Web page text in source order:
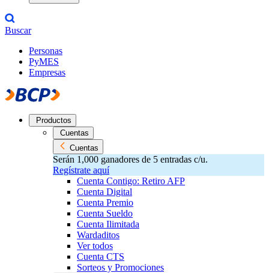
Buscar
Personas
PyMES
Empresas
Productos
Cuentas
Cuentas
Serán 1,000 ganadores de 5 entradas c/u.
Regístrate aquí
Cuenta Contigo: Retiro AFP
Cuenta Digital
Cuenta Premio
Cuenta Sueldo
Cuenta Ilimitada
Wardaditos
Ver todos
Cuenta CTS
Sorteos y Promociones